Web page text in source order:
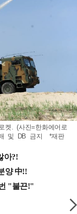
켓. (사진=한화에어로
및 DB 금지 *재판